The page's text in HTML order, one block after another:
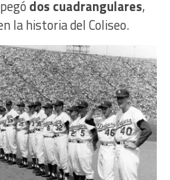
dos cuadrangulares,
la historia del Coliseo.